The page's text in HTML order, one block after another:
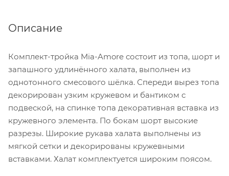
Описание
Комплект-тройка Mia-Amore состоит из топа, шорт и
запашного удлинённого халата, выполнен из
однотонного смесового шёлка. Спереди вырез топа
декорирован узким кружевом и бантиком с
подвеской, на спинке топа декоративная вставка из
кружевного элемента. По бокам шорт высокие
разрезы. Широкие рукава халата выполнены из
мягкой сетки и декорированы кружевными
вставками. Халат комплектуется широким поясом.